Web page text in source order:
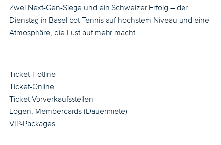
Zwei Next-Gen-Siege und ein Schweizer Erfolg – der
Dienstag in Basel bot Tennis auf höchstem Niveau und eine
Atmosphäre, die Lust auf mehr macht.
Ticket-Hotline
Ticket-Online
Ticket-Vorverkaufsstellen
Logen, Membercards (Dauermiete)
VIP-Packages